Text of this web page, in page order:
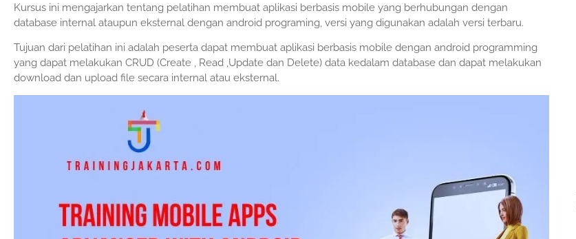
Kursus ini mengajarkan tentang pelatihan membuat aplikasi berbasis mobile yang berhubungan dengan
database internal ataupun eksternal dengan android programing, versi yang digunakan adalah versi terbaru.
Tujuan dari pelatihan ini adalah peserta dapat membuat aplikasi berbasis mobile dengan android programming
yang dapat melakukan CRUD (Create , Read ,Update dan Delete) data kedalam database dan dapat melakukan
download dan upload file secara internal atau eksternal.